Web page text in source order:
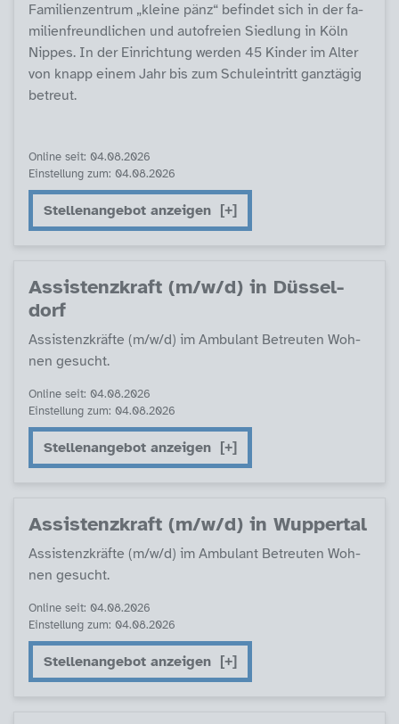
Fa­mi­li­en­zen­trum „klei­ne pän­z“ be­fin­det sich in der fa­
mi­li­en­f­reund­li­chen und au­to­f­rei­en Sied­lung in Köln
Nip­pes. In der Ein­rich­tung wer­den 45 Kin­der im Al­ter
von knapp ei­nem Jahr bis zum Schu­lein­tritt ganz­tä­g­ig
be­t­reut.
Online seit: 04.08.2026
Einstellung zum: 04.08.2026
Stellenangebot anzeigen
As­sis­tenz­kraft (m/w/d) in Düs­sel­
dorf
As­sis­tenz­kräf­te (m/w/d) im Am­bu­lant Be­t­reu­ten Woh­
nen ge­sucht.
Online seit: 04.08.2026
Einstellung zum: 04.08.2026
Stellenangebot anzeigen
As­sis­tenz­kraft (m/w/d) in Wup­per­tal
As­sis­tenz­kräf­te (m/w/d) im Am­bu­lant Be­t­reu­ten Woh­
nen ge­sucht.
Online seit: 04.08.2026
Einstellung zum: 04.08.2026
Stellenangebot anzeigen